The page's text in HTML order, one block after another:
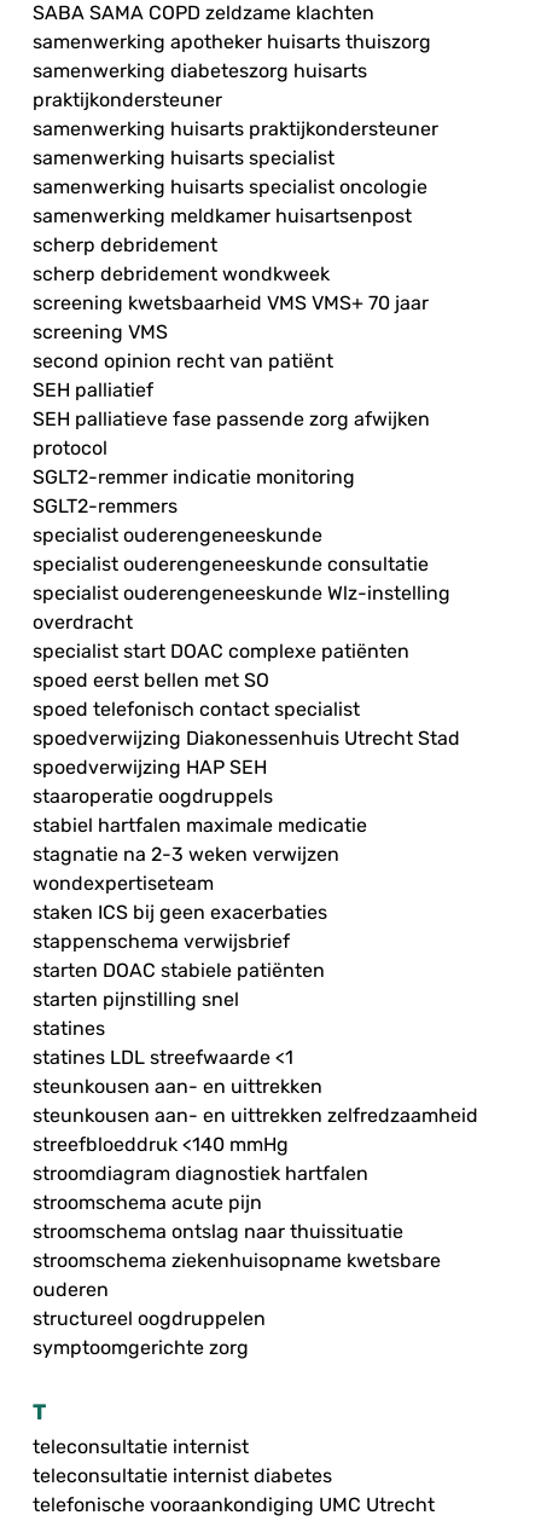
SABA SAMA COPD zeldzame klachten
samenwerking apotheker huisarts thuiszorg
samenwerking diabeteszorg huisarts
praktijkondersteuner
samenwerking huisarts praktijkondersteuner
samenwerking huisarts specialist
samenwerking huisarts specialist oncologie
samenwerking meldkamer huisartsenpost
scherp debridement
scherp debridement wondkweek
screening kwetsbaarheid VMS VMS+ 70 jaar
screening VMS
second opinion recht van patiënt
SEH palliatief
SEH palliatieve fase passende zorg afwijken
protocol
SGLT2-remmer indicatie monitoring
SGLT2-remmers
specialist ouderengeneeskunde
specialist ouderengeneeskunde consultatie
specialist ouderengeneeskunde Wlz-instelling
overdracht
specialist start DOAC complexe patiënten
spoed eerst bellen met SO
spoed telefonisch contact specialist
spoedverwijzing Diakonessenhuis Utrecht Stad
spoedverwijzing HAP SEH
staaroperatie oogdruppels
stabiel hartfalen maximale medicatie
stagnatie na 2-3 weken verwijzen
wondexpertiseteam
staken ICS bij geen exacerbaties
stappenschema verwijsbrief
starten DOAC stabiele patiënten
starten pijnstilling snel
statines
statines LDL streefwaarde <1
steunkousen aan- en uittrekken
steunkousen aan- en uittrekken zelfredzaamheid
streefbloeddruk <140 mmHg
stroomdiagram diagnostiek hartfalen
stroomschema acute pijn
stroomschema ontslag naar thuissituatie
stroomschema ziekenhuisopname kwetsbare
ouderen
structureel oogdruppelen
symptoomgerichte zorg
T
teleconsultatie internist
teleconsultatie internist diabetes
telefonische vooraankondiging UMC Utrecht